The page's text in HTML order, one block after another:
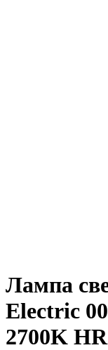
Лампа
Electric
2700K